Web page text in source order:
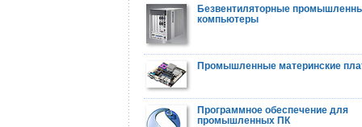
Безвентиляторные
компьютеры
Промышленные материнские
Программное обеспечение для
промышленных ПК